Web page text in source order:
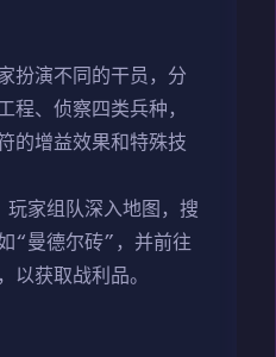
扮演不同的干员，分
程、侦察四类兵种，
的增益效果和特殊技
玩家组队深入地图，搜
“曼德尔砖”，并前往
以获取战利品。